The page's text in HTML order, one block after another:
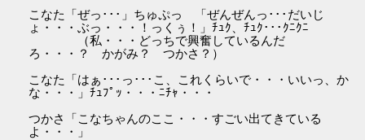
こなた「ぜっ･･･」ちゅぷっ 「ぜんぜんっ･･･だいじ
ょ・・・ぶっ・・・！っくぅ！」ﾁｭｸ、ﾁｭｸ･･･ｸﾆｸﾆ
（私・・・どっちで興奮しているんだ
ろ・・・？ かがみ？ つかさ？）
こなた「はぁ･･･っ･･･こ、これくらいで・・・いいっ、か
な・・・」ﾁｭﾌﾟｯ・・・ﾆﾁｬ・・・
つかさ「こなちゃんのここ・・・すごい出てきている
よ・・・」